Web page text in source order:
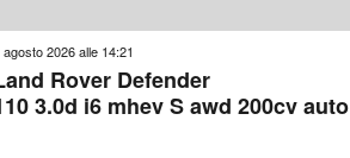
agosto 2026 alle 14:21
Rover Defender
3.0d i6 mhev S awd 200cv auto